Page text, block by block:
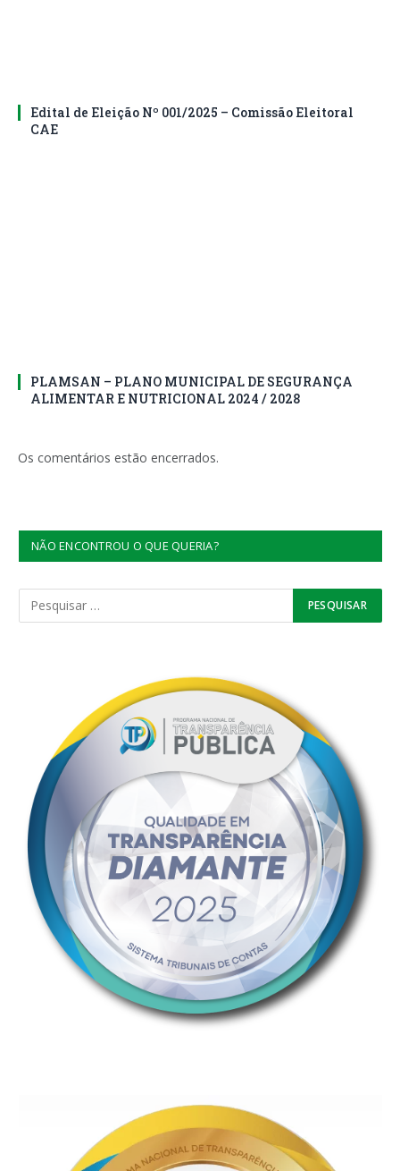
Edital de Eleição Nº 001/2025 – Comissão Eleitoral
CAE
PLAMSAN – PLANO MUNICIPAL DE SEGURANÇA
ALIMENTAR E NUTRICIONAL 2024 / 2028
Os comentários estão encerrados.
NÃO ENCONTROU O QUE QUERIA?